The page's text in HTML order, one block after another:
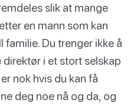
slik at mange
en mann som kan
Du trenger ikke å
i et stort selskap
nok hvis du kan få
deg noe nå og da, og